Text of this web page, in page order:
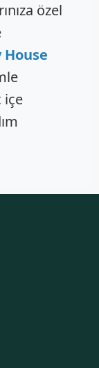
özel
House
içe